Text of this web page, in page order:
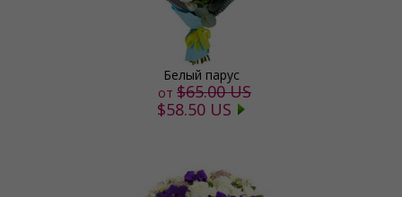
Белый парус
от $65.00 US
$58.50 US